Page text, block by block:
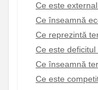
Ce este
Ce înseamnă
Ce reprezintă
Ce este
Ce înseamnă
Ce este